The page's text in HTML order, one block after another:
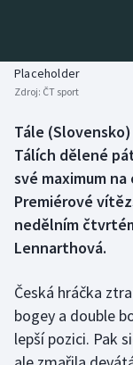
Biatlon
Boby a skeleton
Box
Curling
Florbal
Futsal
Aplikace ČT sport
AZ kvíz
Placeholder
Zdroj: ČT sport
Tále
Tálích dělené
své maximum na
Premiérové
nedělním
Lennarthová.
Česká hráčka
bogey a double
lepší pozici. Pak